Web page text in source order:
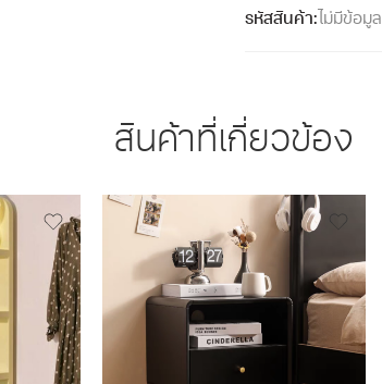
รหัสสินค้า: ไม่มีข้อมูล
สินค้าที่เกี่ยวข้อง